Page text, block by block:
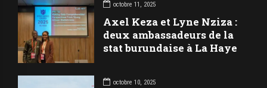
octobre 11, 2025
Axel Keza et Lyne Nziza :
deux ambassadeurs de la
stat burundaise à La Haye
octobre 10, 2025